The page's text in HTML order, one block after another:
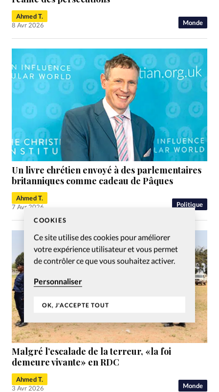
COOKIES
Ce site utilise des cookies pour améliorer
votre expérience utilisateur et vous permet
de contrôler ce que vous souhaitez activer.
Personnaliser
OK, J'ACCEPTE TOUT
Monde
Ahmed T.
8 Avr 2026
Politique
Un livre chrétien envoyé à des parlementaires
britanniques comme cadeau de Pâques
Ahmed T.
7 Avr 2026
Monde
Malgré l’escalade de la terreur, «la foi
demeure vivante» en RDC
Ahmed T.
3 Avr 2026